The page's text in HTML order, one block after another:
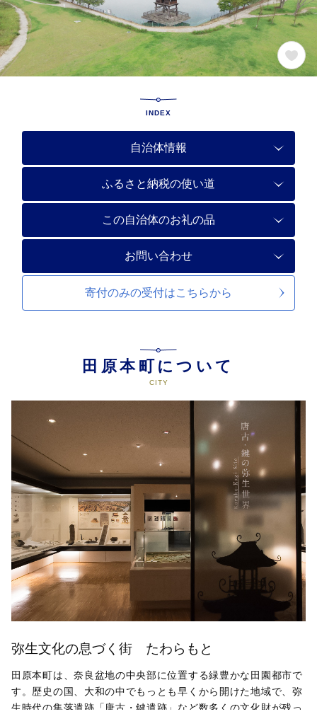
INDEX
自治体情報
ふるさと納税の使い道
この自治体のお礼の品
お問い合わせ
寄付のみの受付はこちらから
田原本町について
弥生文化の息づく街 たわらもと
田原本町は、奈良盆地の中央部に位置する緑豊かな田園都市で
す。歴史の国、大和の中でもっとも早くから開けた地域で、弥
生時代の集落遺跡「唐古・鍵遺跡」など数多くの文化財が残っ